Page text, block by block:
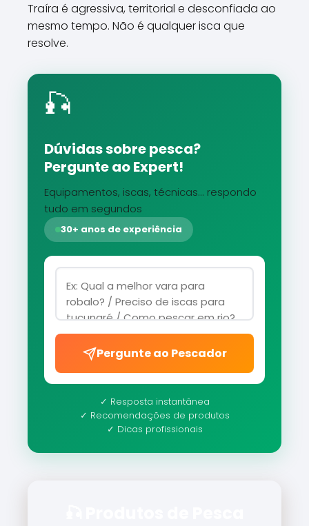
Traíra é agressiva, territorial e desconfiada ao
mesmo tempo. Não é qualquer isca que
resolve.
🎣
Dúvidas sobre pesca?
Pergunte ao Expert!
Equipamentos, iscas, técnicas... respondo
tudo em segundos
30+ anos de experiência
Pergunte ao Pescador
✓ Resposta instantânea
✓ Recomendações de produtos
✓ Dicas profissionais